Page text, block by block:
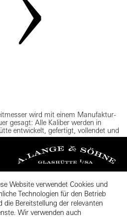
wird mit einem Manufaktur-
gesagt: Alle Kaliber werden in
entwickelt, gefertigt, vollendet und
Website verwendet Cookies und
Technologien für den Betrieb
die Bereitstellung der relevanten
Wir verwenden auch